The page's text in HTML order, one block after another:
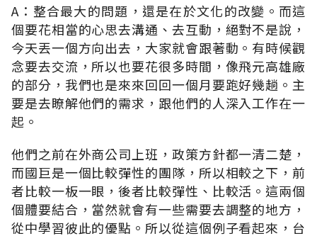
A：整合最大的問題，還是在於文化的改變。而這
個要花相當的心思去溝通、去互動，絕對不是說，
今天丟一個方向出去，大家就會跟著動。有時候觀
念要去交流，所以也要花很多時間，像飛元高雄廠
的部分，我們也是來來回回一個月要跑好幾趟。主
要是去瞭解他們的需求，跟他們的人深入工作在一
起。
他們之前在外商公司上班，政策方針都一清二楚，
而國巨是一個比較彈性的團隊，所以相較之下，前
者比較一板一眼，後者比較彈性、比較活。這兩個
個體要結合，當然就會有一些需要去調整的地方，
從中學習彼此的優點。所以從這個例子看起來，台